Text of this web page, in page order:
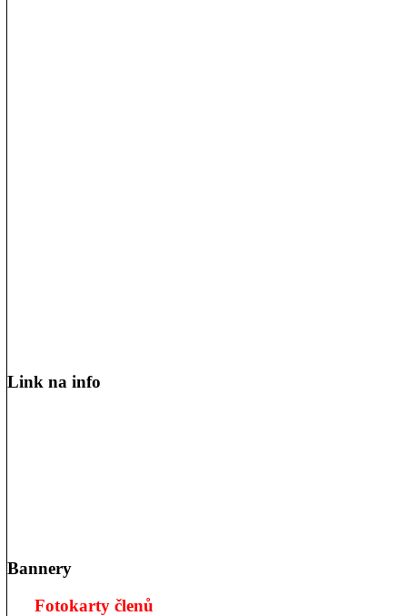
Link na info
Bannery
Fotokarty členů